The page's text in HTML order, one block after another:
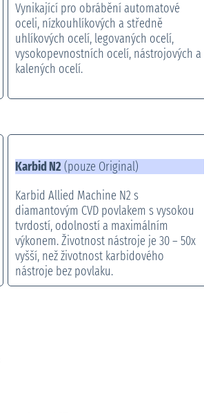
Vynikající pro obrábění automatové
oceli, nízkouhlíkových a středně
uhlíkových ocelí, legovaných ocelí,
vysokopevnostních ocelí, nástrojových a
kalených ocelí.
Karbid N2(pouze Original)
Karbid Allied Machine N2 s
diamantovým CVD povlakem s vysokou
tvrdostí, odolností a maximálním
výkonem. Životnost nástroje je 30 – 50x
vyšší, než životnost karbidového
nástroje bez povlaku.